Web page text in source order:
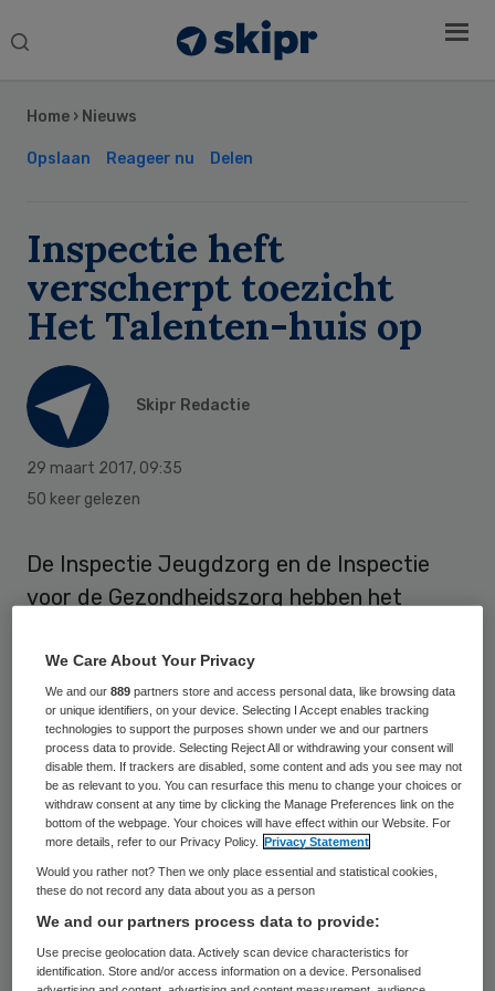
Search
Home › Nieuws
Opslaan Reageer nu Delen
Inspectie heft
verscherpt toezicht
Het Talenten-huis op
Skipr Redactie
29 maart 2017, 09:35
50 keer gelezen
De Inspectie Jeugdzorg en de Inspectie
voor de Gezondheidszorg hebben het
te Enkhuizen per 28 maart 2017 opgeheven.
Volgens de inspecties heeft het Talenten-
huis belangrijke verbeteringen doorgevoerd
om te voldoen aan de kwaliteitseisen van
verantwoorde hulp voor jeugd.
Het Talenten-huis werd in april 2016 onder
verscherpt toezicht gesteld. Naar het
oordeel van de inspecties was de kwaliteit
van de uitvoering van de jeugdhulp
onvoldoende. De tekortkomingen op het
Sidebar
We Care About Your Privacy
We and our889 partners store and access personal data, like browsing data
or unique identifiers, on your device. Selecting I Accept enables tracking
technologies to support the purposes shown under we and our partners
process data to provide. Selecting Reject All or withdrawing your consent will
disable them. If trackers are disabled, some content and ads you see may not
be as relevant to you. You can resurface this menu to change your choices or
withdraw consent at any time by clicking the Manage Preferences link on the
bottom of the webpage. Your choices will have effect within our Website. For
more details, refer to our Privacy Policy.
Privacy Statement
Would you rather not? Then we only place essential and statistical cookies,
these do not record any data about you as a person
We and our partners process data to provide:
Use precise geolocation data. Actively scan device characteristics for
identification. Store and/or access information on a device. Personalised